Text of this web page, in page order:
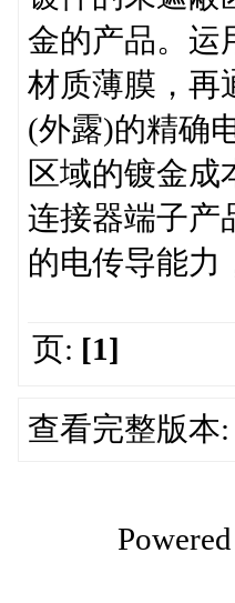
金的产品。运
材质薄膜，再
(外露)的精确
区域的镀金成
连接器端子产
的电传导能力
页: [1]
查看完整版本: